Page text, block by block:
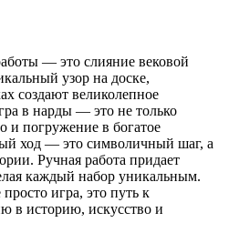
— это слияние вековой
узор на доске,
создают великолепное
в нарды — это не только
и погружение в богатое
ход — это символичный шаг, а
Ручная работа придает
каждый набор уникальным.
игра, это путь к
в историю, искусство и